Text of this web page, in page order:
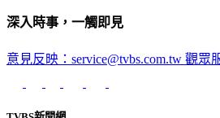
深入時事，一觸即見
意見反映：service@tvbs.com.tw 觀眾